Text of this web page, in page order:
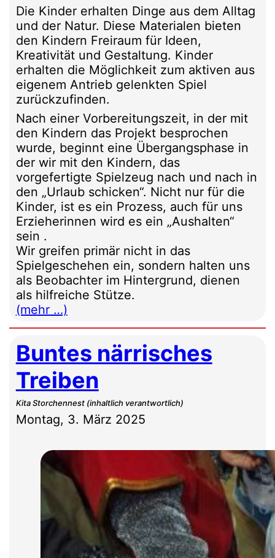
Die Kinder erhalten Dinge aus dem Alltag
und der Natur. Diese Materialen bieten
den Kindern Freiraum für Ideen,
Kreativität und Gestaltung. Kinder
erhalten die Möglichkeit zum aktiven aus
eigenem Antrieb gelenkten Spiel
zurückzufinden.
Nach einer Vorbereitungszeit, in der mit
den Kindern das Projekt besprochen
wurde, beginnt eine Übergangsphase in
der wir mit den Kindern, das
vorgefertigte Spielzeug nach und nach in
den „Urlaub schicken“. Nicht nur für die
Kinder, ist es ein Prozess, auch für uns
Erzieherinnen wird es ein „Aushalten“
sein .
Wir greifen primär nicht in das
Spielgeschehen ein, sondern halten uns
als Beobachter im Hintergrund, dienen
als hilfreiche Stütze.
(mehr …)
Buntes närrisches
Treiben
Kita Storchennest (inhaltlich verantwortlich)
Montag, 3. März 2025